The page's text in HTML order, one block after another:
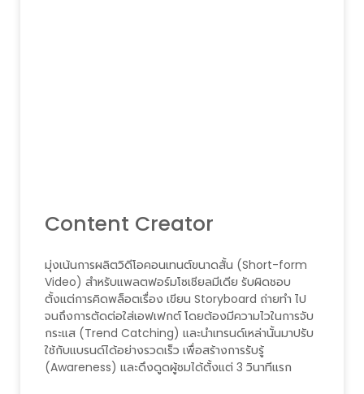
Content Creator
มุ่งเน้นการผลิตวิดีโอคอนเทนต์ขนาดสั้น (Short-form
Video) สำหรับแพลตฟอร์มโซเชียลมีเดีย รับผิดชอบ
ตั้งแต่การคิดพล็อตเรื่อง เขียน Storyboard ถ่ายทำ ไป
จนถึงการตัดต่อใส่เอฟเฟกต์ โดยต้องมีความไวในการจับ
กระแส (Trend Catching) และนำเทรนด์เหล่านั้นมาปรับ
ใช้กับแบรนด์ได้อย่างรวดเร็ว เพื่อสร้างการรับรู้
(Awareness) และดึงดูดผู้ชมได้ตั้งแต่ 3 วินาทีแรก